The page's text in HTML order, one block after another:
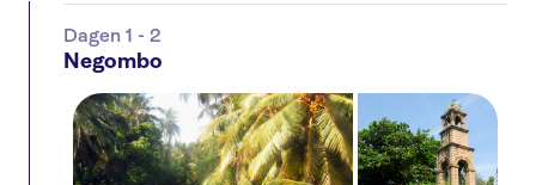
Dagen 1 - 2
Negombo